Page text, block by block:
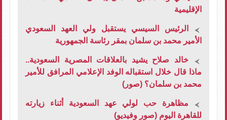
الإقليمية
الرئيس السيسي يستقبل ولي العهد السعودي
الأمير محمد بن سلمان بمقر رئاسة الجمهورية
خالد صلاح يشيد بالعلاقات المصرية السعودية..
ماذا قال خلال استقباله الوفد الإعلامي المرافق للأمير
محمد بن سلمان؟ (صور)
مظاهرة حب لولي عهد السعودية أثناء زيارته
للقاهرة اليوم (صور وفيديو)